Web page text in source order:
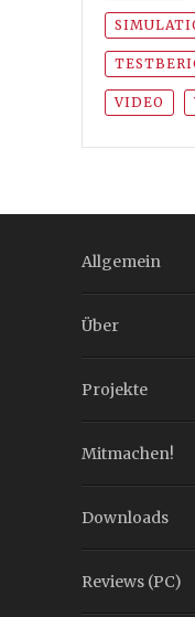
VIDEO
Allgemein
Über
Projekte
Mitmachen!
Downloads
Reviews (PC)